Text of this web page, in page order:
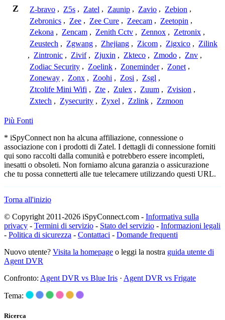
Z Z-bravo , Z5s , Zatel , Zaunip , Zavio , Zebion ,
Zebronics , Zee , Zee Cure , Zeecam , Zeetopin ,
Zekona , Zencam , Zenith Cctv , Zennox , Zetronix ,
Zeustech , Zgwang , Zhejiang , Zicom , Zigxico , Zilink
, Zintronic , Zivif , Zjuxin , Zkteco , Zmodo , Znv ,
Zodiac Security , Zoelink , Zoneminder , Zonet ,
Zoneway , Zonx , Zoohi , Zosi , Zsgl ,
Ztcolife Mini Wifi , Zte , Zulex , Zuum , Zvision ,
Zxtech , Zysecurity , Zyxel , Zzlink , Zzmoon
Più Fonti
* iSpyConnect non ha alcuna affiliazione, connessione o
associazione con i prodotti di Zatel. I dettagli di connessione forniti
qui sono raccolti dalla comunità e potrebbero essere incompleti,
inesatti o obsoleti. Non forniamo alcuna garanzia o assicurazione
che tu possa connetterti alle tue telecamere utilizzando questi URL.
Torna all'inizio
© Copyright 2011-2026 iSpyConnect.com - Informativa sulla
privacy - Termini di servizio - Stato del servizio - Informazioni legali
- Politica di sicurezza - Contattaci - Domande frequenti
Nuovo utente? Visita la homepage o leggi la nostra guida utente di
Agent DVR
Confronto: Agent DVR vs Blue Iris · Agent DVR vs Frigate
Tema:
Ricerca